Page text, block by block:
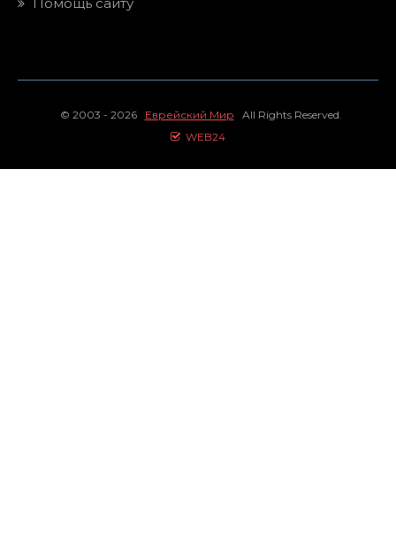
Помощь сайту
© 2003 - 2026 Еврейский Мир All Rights Reserved.
WEB24